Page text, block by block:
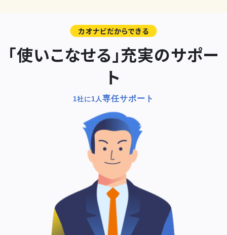
カオナビだからできる
「使いこなせる」充実のサポー
ト
1社に1人専任サポート